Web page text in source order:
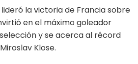
la victoria de Francia sobre
en el máximo goleador
y se acerca al récord
Klose.